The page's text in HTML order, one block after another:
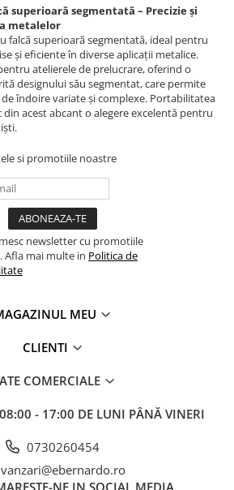
de gravat
filetat
metal
pieselor
PO4
DK12
fontă
otel
superioară segmentată – Precizie și
metalelor
falcă superioară segmentată, ideal pentru
și eficiente în diverse aplicații metalice.
atelierele de prelucrare, oferind o
designului său segmentat, care permite
îndoire variate și complexe. Portabilitatea
acest abcant o alegere excelentă pentru
si promotiile noastre
newsletter cu promotiile
Afla mai multe in Politica de
MEU
CLIENTI
COMERCIALE
08:00 - 17:00 DE LUNI PÂNĂ VINERI
0730260454
vanzari@ebernardo.ro
NE IN SOCIAL MEDIA